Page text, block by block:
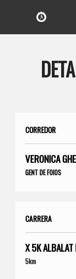
CORREDOR
VERONICA
GENT DE FOIOS
CARRERA
X 5K
5km